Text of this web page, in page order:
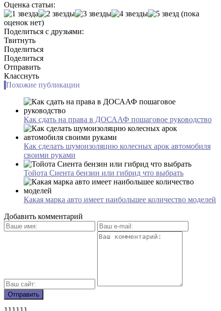
Оценка статьи:
(пока
оценок нет)
Поделиться с друзьями:
Твитнуть
Поделиться
Поделиться
Отправить
Класснуть
Похожие публикации
Как сдать на права в ДОСААФ пошаговое руководство
Как сделать шумоизоляцию колесных арок автомобиля
своими руками
Тойота Сиента бензин или гибрид что выбрать
Какая марка авто имеет наибольшее количество моделей
Добавить комментарий